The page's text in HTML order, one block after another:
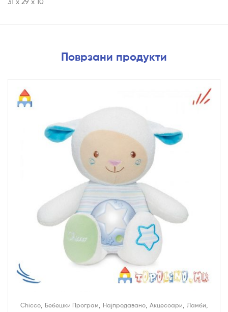
Поврзани продукти
Chicco, Бебешки Програм Најпродавано, Акцесоари Ламби